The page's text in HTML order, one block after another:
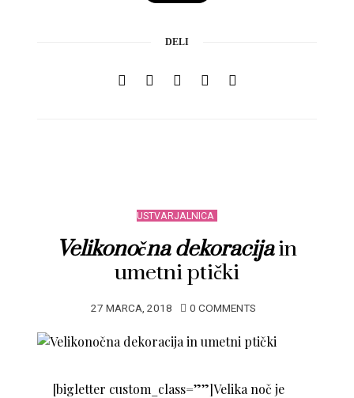
DELI
USTVARJALNICA
Velikonočna dekoracijain
umetni ptički
27 MARCA, 2018 0 COMMENTS
[bigletter custom_class=””]Velika noč je